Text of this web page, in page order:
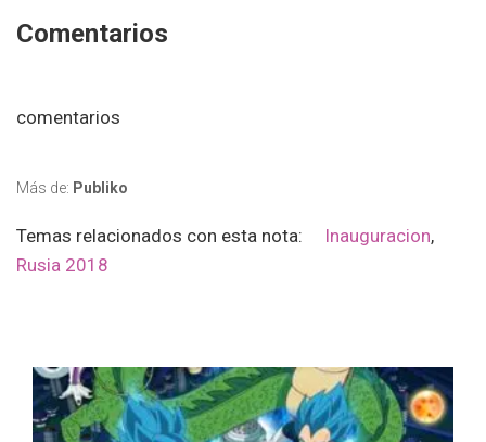
Comentarios
comentarios
Más de: Publiko
Temas relacionados con esta nota: Inauguracion,
Rusia 2018